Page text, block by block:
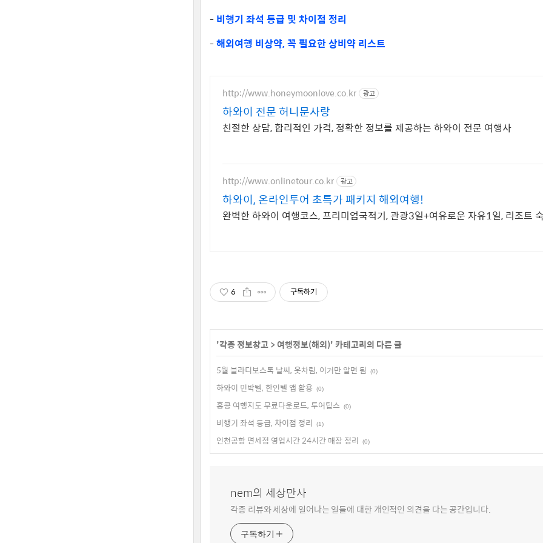
- 비행기 좌석 등급 및 차이점 정리
- 해외여행 비상약, 꼭 필요한 상비약 리스트
http://www.honeymoonlove.co.kr 광고
하와이 전문 허니문사랑
친절한 상담, 합리적인 가격, 정확한 정보를 제공하는 하와이 전문 여행사
http://www.onlinetour.co.kr 광고
하와이, 온라인투어 초특가 패키지 해외여행!
완벽한 하와이 여행코스, 프리미엄국적기, 관광3일+여유로운 자유1일, 리조트
6 구독하기
'각종 정보창고> 여행정보(해외)' 카테고리의 다른 글
5월 블라디보스톡 날씨, 옷차림, 이거만 알면 됨 (0)
하와이 민박텔, 한인텔 앱 활용 (0)
홍콩 여행지도 무료다운로드, 투어팁스 (0)
비행기 좌석 등급, 차이점 정리 (1)
인천공항 면세점 영업시간 24시간 매장 정리 (0)
nem의 세상만사
각종 리뷰와 세상에 일어나는 일들에 대한 개인적인 의견을 다는 공간입니다.
구독하기